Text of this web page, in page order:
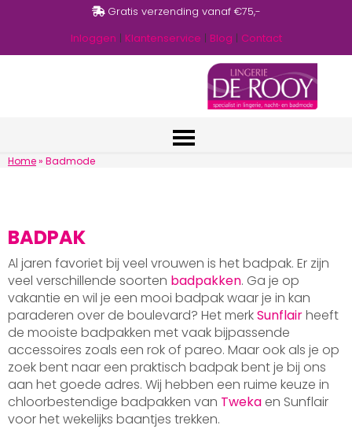
Gratis verzending vanaf €75,-
Inloggen | Klantenservice | Blog | Contact
Home» Badmode
BADPAK
Al jaren favoriet bij veel vrouwen is het badpak. Er zijn
veel verschillende soorten badpakken. Ga je op
vakantie en wil je een mooi badpak waar je in kan
paraderen over de boulevard? Het merkSunflairheeft
de mooiste badpakken met vaak bijpassende
accessoires zoals een rok of pareo. Maar ook als je op
zoek bent naar een praktisch badpak bent je bij ons
aan het goede adres. Wij hebben een ruime keuze in
chloorbestendige badpakken van Tweka en Sunflair
voor het wekelijks baantjes trekken.